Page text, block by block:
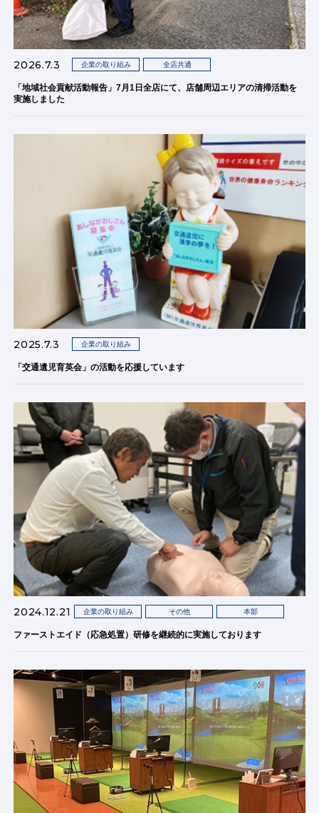
2026.7.3 企業の取り組み 全店共通
「地域社会貢献活動報告」7月1日全店にて、店舗周辺エリアの清掃活動を
実施しました
2025.7.3 企業の取り組み
「交通遺児育英会」の活動を応援しています
2024.12.21 企業の取り組み その他 本部
ファーストエイド（応急処置）研修を継続的に実施しております